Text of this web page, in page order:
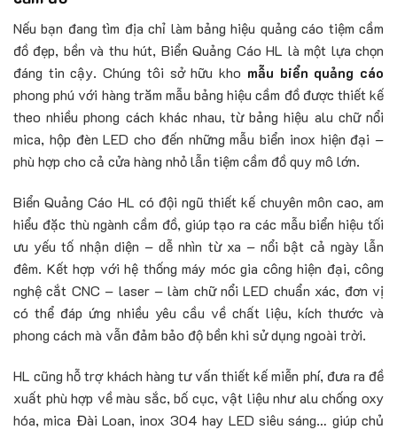
Nếu bạn đang tìm địa chỉ làm bảng hiệu quảng cáo tiệm cầm
đồ đẹp, bền và thu hút, Biển Quảng Cáo HL là một lựa chọn
đáng tin cậy. Chúng tôi sở hữu kho mẫu biển quảng cáo
phong phú với hàng trăm mẫu bảng hiệu cầm đồ được thiết kế
theo nhiều phong cách khác nhau, từ bảng hiệu alu chữ nổi
mica, hộp đèn LED cho đến những mẫu biển inox hiện đại –
phù hợp cho cả cửa hàng nhỏ lẫn tiệm cầm đồ quy mô lớn.
Biển Quảng Cáo HL có đội ngũ thiết kế chuyên môn cao, am
hiểu đặc thù ngành cầm đồ, giúp tạo ra các mẫu biển hiệu tối
ưu yếu tố nhận diện – dễ nhìn từ xa – nổi bật cả ngày lẫn
đêm. Kết hợp với hệ thống máy móc gia công hiện đại, công
nghệ cắt CNC – laser – làm chữ nổi LED chuẩn xác, đơn vị
có thể đáp ứng nhiều yêu cầu về chất liệu, kích thước và
phong cách mà vẫn đảm bảo độ bền khi sử dụng ngoài trời.
HL cũng hỗ trợ khách hàng tư vấn thiết kế miễn phí, đưa ra đề
xuất phù hợp về màu sắc, bố cục, vật liệu như alu chống oxy
hóa, mica Đài Loan, inox 304 hay LED siêu sáng… giúp chủ